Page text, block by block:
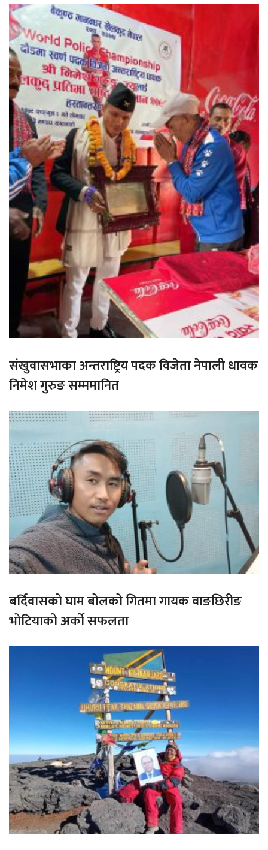
संखुवासभाका अन्तराष्ट्रिय पदक विजेता नेपाली धावक
निमेश गुरुङ सम्ममानित
बर्दिवासको घाम बोलको गितमा गायक वाङछिरीङ
भोटियाको अर्को सफलता